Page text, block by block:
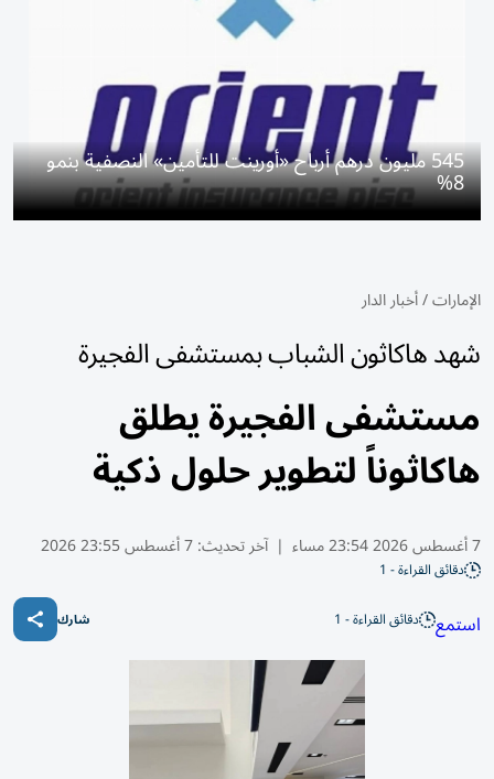
545 مليون درهم أرباح «أورينت للتأمين» النصفية بنمو
8%
الإمارات/أخبار الدار
شهد هاكاثون الشباب بمستشفى الفجيرة
مستشفى الفجيرة يطلق
هاكاثوناً لتطوير حلول ذكية
7 أغسطس 2026 23:54 مساء | آخر تحديث:7 أغسطس 23:55 2026
دقائق القراءة - 1
استمع دقائق القراءة - 1 شارك